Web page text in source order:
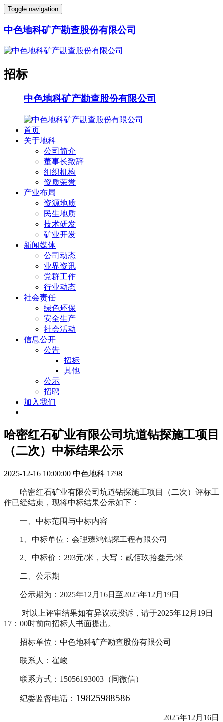
Toggle navigation
中色地科矿产勘查股份有限公司
招标
中色地科矿产勘查股份有限公司
首页
关于地科
公司简介
董事长致辞
组织机构
资质荣誉
产业布局
资源地质
民生地质
技术研发
矿业开发
新闻媒体
公司动态
业界资讯
党群工作
行业动态
社会责任
绿色环保
安全生产
社会活动
信息公开
公告
招标
其他
公示
招聘
加入我们
哈密红石矿业有限公司坑道钻探施工项目
（二次）中标结果公示
2025-12-16 10:00:00 中色地科 1798
哈密红石矿业有限公司坑道钻探施工项目（ 二次） 评标工
作已经结束，现将中标结果公示如下：
一、中标范围与中标内容
1、中标单位：会理臻鸿钻探工程有限公司
2、中标价： 293元/米 ，大写 ： 贰佰玖拾叁元/米
二、 公示期
公示期为： 2025年12 月 16日至2025年12 月 19日
对以上评审结果如有异议或投诉，请于2025年12 月 19日
17：00时前向招标人书面提出 。
招标单位：中色地科矿产勘查股份有限公司
联系人： 崔峻
联系方式： 15056193003 （同微信）
纪委监督电话： 19825988586
2025年12 月 16日